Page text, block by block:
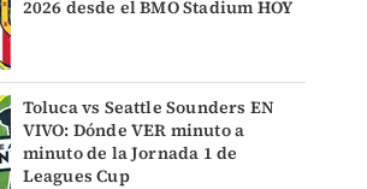
2026 desde el BMO Stadium HOY
Toluca vs Seattle Sounders EN
VIVO: Dónde VER minuto a
minuto de la Jornada 1 de
Leagues Cup